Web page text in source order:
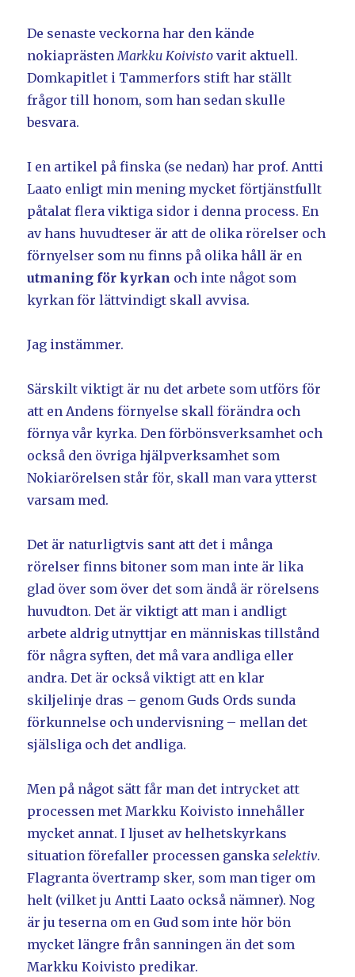
De senaste veckorna har den kände
nokiaprästenMarkku Koivisto varit aktuell.
Domkapitlet i Tammerfors stift har ställt
frågor till honom, som han sedan skulle
besvara.
I en artikel på finska (se nedan) har prof. Antti
Laato enligt min mening mycket förtjänstfullt
påtalat flera viktiga sidor i denna process. En
av hans huvudteser är att de olika rörelser och
förnyelser som nu finns på olika håll är en
utmaning för kyrkan och inte något som
kyrkan för lättvindigt skall avvisa.
Jag instämmer.
Särskilt viktigt är nu det arbete som utförs för
att en Andens förnyelse skall förändra och
förnya vår kyrka. Den förbönsverksamhet och
också den övriga hjälpverksamhet som
Nokiarörelsen står för, skall man vara ytterst
varsam med.
Det är naturligtvis sant att det i många
rörelser finns bitoner som man inte är lika
glad över som över det som ändå är rörelsens
huvudton. Det är viktigt att man i andligt
arbete aldrig utnyttjar en människas tillstånd
för några syften, det må vara andliga eller
andra. Det är också viktigt att en klar
skiljelinje dras – genom Guds Ords sunda
förkunnelse och undervisning – mellan det
själsliga och det andliga.
Men på något sätt får man det intrycket att
processen met Markku Koivisto innehåller
mycket annat. I ljuset av helhetskyrkans
situation förefaller processen ganskaselektiv.
Flagranta övertramp sker, som man tiger om
helt (vilket ju Antti Laato också nämner). Nog
är ju teserna om en Gud som inte hör bön
mycket längre från sanningen än det som
Markku Koivisto predikar.